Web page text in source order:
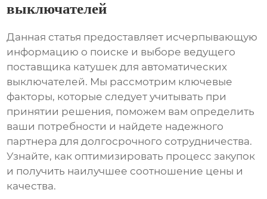
выключателей
Данная статья предоставляет исчерпывающую
информацию о поиске и выборе ведущего
поставщика катушек для автоматических
выключателей. Мы рассмотрим ключевые
факторы, которые следует учитывать при
принятии решения, поможем вам определить
ваши потребности и найдете надежного
партнера для долгосрочного сотрудничества.
Узнайте, как оптимизировать процесс закупок
и получить наилучшее соотношение цены и
качества.